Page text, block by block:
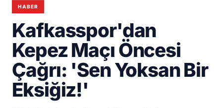
HABER
Kafkasspor'dan
Kepez Maçı Öncesi
Çağrı: 'Sen Yoksan Bir
Eksiğiz!'